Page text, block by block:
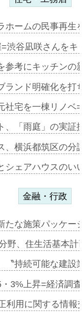
ホームの民事再
渋谷凪咲さんを
参考にキッチン
ランド明確化を
社宅を一棟リノ
、「雨庭」の実
、横浜都筑区の
シェアハウスの
金融・行政
たな施策パッケ
野、住生活基本
〝持続可能な建
3%上昇=経済調
利用に関する情